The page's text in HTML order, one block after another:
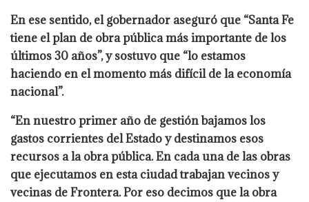
En ese sentido, el gobernador aseguró que “Santa Fe
tiene el plan de obra pública más importante de los
últimos 30 años”, y sostuvo que “lo estamos
haciendo en el momento más difícil de la economía
nacional”.
“En nuestro primer año de gestión bajamos los
gastos corrientes del Estado y destinamos esos
recursos a la obra pública. En cada una de las obras
que ejecutamos en esta ciudad trabajan vecinos y
vecinas de Frontera. Por eso decimos que la obra